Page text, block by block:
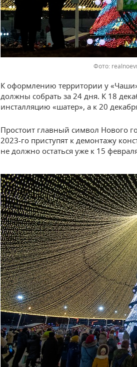
Фото:
К оформлению территории у
должны собрать за 24 дня. К 18
инсталляцию «шатер», а к 20
Простоит главный символ Нового
2023-го приступят к демонтажу
не должно остаться уже к 15